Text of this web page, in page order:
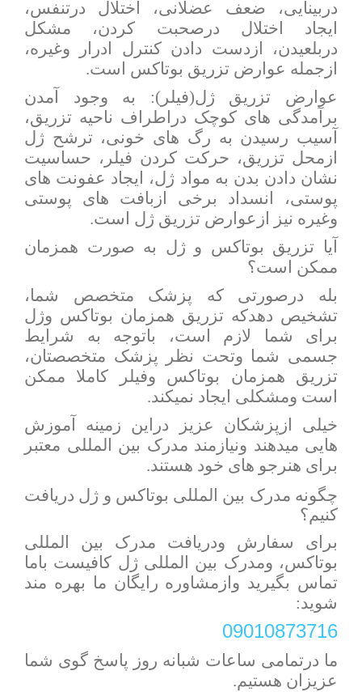
دربینایی، ضعف عضلانی، اختلال درتنفس،
ایجاد اختلال درصحبت کردن، مشکل
دربلعیدن، ازدست دادن کنترل ادرار وغیره،
ازجمله عوارض تزریق بوتاکس است.
عوارض تزریق ژل(فیلر): به وجود آمدن
برآمدگی های کوچک دراطراف ناحیه تزریق،
آسیب رسیدن به رگ های خونی، ترشح ژل
ازمحل تزریق، حرکت کردن فیلر، حساسیت
نشان دادن بدن به مواد ژل، ایجاد عفونت های
پوستی، انسداد برخی ازبافت های پوستی
وغیره نیز ازعوارض تزریق ژل است.
آیا تزریق بوتاکس و ژل به صورت همزمان
ممکن است؟
بله درصورتی که پزشک متخصص شما،
تشخیص دهدکه تزریق همزمان بوتاکس وژل
برای شما لازم است، باتوجه به شرایط
جسمی شما وتحت نظر پزشک متخصصتان،
تزریق همزمان بوتاکس وفیلر کاملا ممکن
است ومشکلی ایجاد نمیکند.
خیلی ازپزشکان عزیز دراین زمینه آموزش
هایی میدهند ونیازمند مدرک بین المللی معتبر
برای هنرجو های خود هستند.
چگونه مدرک بین المللی بوتاکس و ژل دریافت
کنیم؟
برای سفارش ودریافت مدرک بین المللی
بوتاکس، ومدرک بین المللی ژل کافیست باما
تماس بگیرید وازمشاوره رایگان ما بهره مند
شوید:
09010873716
ما درتمامی ساعات شبانه روز پاسخ گوی شما
عزیزان هستیم.